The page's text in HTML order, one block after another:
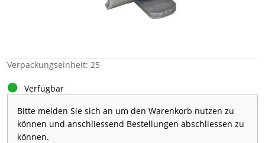
Verpackungseinheit: 25
Verfügbar
Bitte melden Sie sich an um den Warenkorb nutzen zu
können und anschliessend Bestellungen abschliessen zu
können.